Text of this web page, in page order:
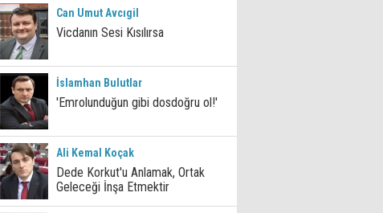
Can Umut Avcıgil
Vicdanın Sesi Kısılırsa
İslamhan Bulutlar
'Emrolunduğun gibi dosdoğru ol!'
Ali Kemal Koçak
Dede Korkut'u Anlamak, Ortak
Geleceği İnşa Etmektir